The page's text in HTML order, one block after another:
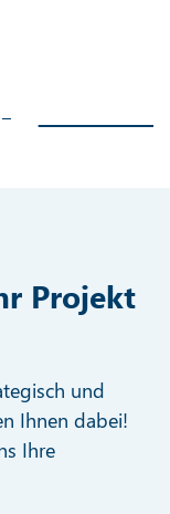
Projekt
und
Ihnen dabei!
Ihre